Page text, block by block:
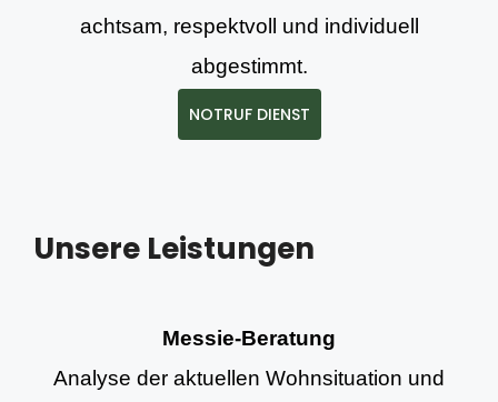
achtsam, respektvoll und individuell
abgestimmt.
NOTRUF DIENST
Unsere Leistungen
Messie-Beratung
Analyse der aktuellen Wohnsituation und